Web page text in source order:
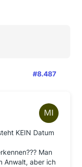
#8.487
KEIN Datum
Man
Anwalt, aber ich